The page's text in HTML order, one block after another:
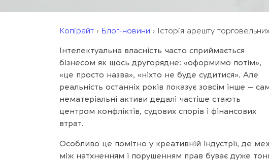
Копірайт › Блог-новини › Історія арешту
Інтелектуальна власність часто сприймається
бізнесом як щось другорядне: «оформимо потім»,
«це просто назва», «ніхто не буде судитися». Але
реальність останніх років показує зовсім інше –
нематеріальні активи дедалі частіше стають
центром конфліктів, судових спорів і фінансових
втрат.
Особливо це помітно у креативній індустрії, де
між натхненням і порушенням прав буває дуже